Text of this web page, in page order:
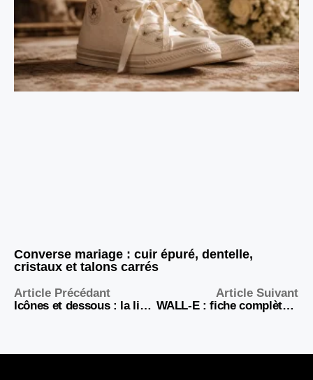
Converse mariage : cuir épuré, dentelle,
cristaux et talons carrés
Article Précédant
Icônes et dessous : la lingerie au grand écran
Article Suivant
WALL-E : fiche complète et analyse du film